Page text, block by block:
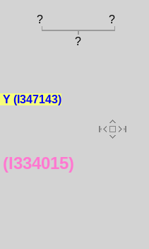
?
?
?
(I347143)